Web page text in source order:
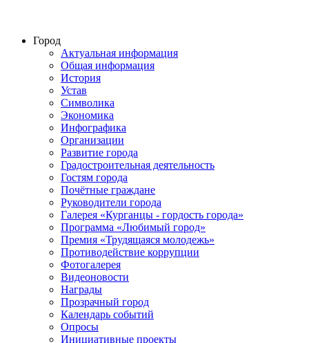
Город
Актуальная информация
Общая информация
История
Устав
Символика
Экономика
Инфографика
Организации
Развитие города
Градостроительная деятельность
Гостям города
Почётные граждане
Руководители города
Галерея «Курганцы - гордость города»
Программа «Любимый город»
Премия «Трудящаяся молодежь»
Противодействие коррупции
Фотогалерея
Видеоновости
Награды
Прозрачный город
Календарь событий
Опросы
Инициативные проекты